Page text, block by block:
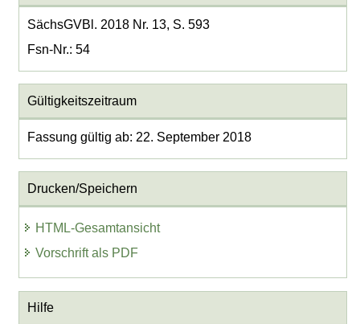
SächsGVBl. 2018 Nr. 13, S. 593
Fsn-Nr.: 54
Gültigkeitszeitraum
Fassung gültig ab: 22. September 2018
Drucken/Speichern
HTML-Gesamtansicht
Vorschrift als PDF
Hilfe